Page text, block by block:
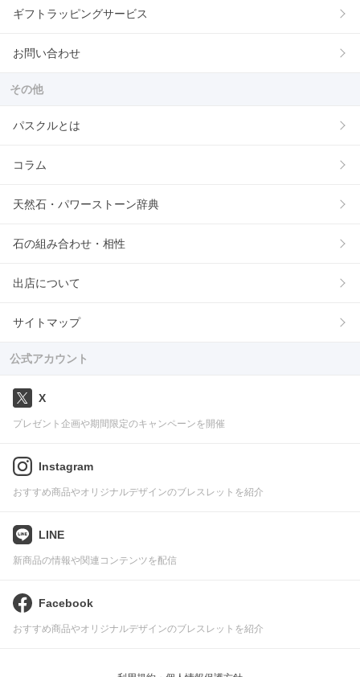
ギフトラッピングサービス
お問い合わせ
その他
パスクルとは
コラム
天然石・パワーストーン辞典
石の組み合わせ・相性
出店について
サイトマップ
公式アカウント
X
プレゼント企画や期間限定のキャンペーンを開催
Instagram
おすすめ商品やオリジナルデザインのブレスレットを紹介
LINE
新商品の情報や関連コンテンツを配信
Facebook
おすすめ商品やオリジナルデザインのブレスレットを紹介